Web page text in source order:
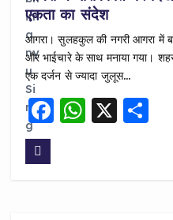
एकता का संदेश
आगरा। सुलहकुल की नगरी आगरा में
और भाईचारे के साथ मनाया गया।
एक दर्जन से ज्यादा जुलूस…
F WX S